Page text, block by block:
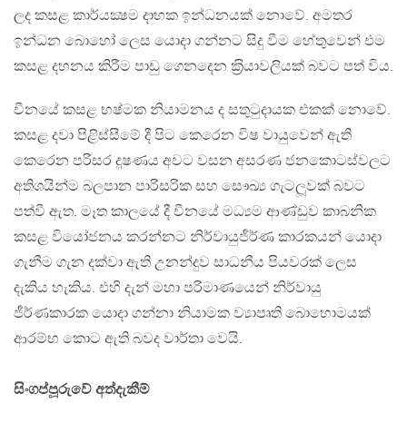
ලද කසළ කාර්යක්‍ෂම දාහක ඉන්ධනයක් නොවේ. අමතර
ඉන්ධන බොහෝ ලෙස යොදා ගන්නට සිදු වීම හේතුවෙන් එම
කසළ දහනය කිරීම පාඩු ගෙනදෙන ක‍්‍රියාවලියක් බවට පත් විය.
චීනයේ කසළ භෂ්මක නියාමනය ද සතුටුදායක එකක් නොවේ.
කසළ දවා පිළිස්සීමේ දී පිට කෙරෙන විෂ වායුවෙන් ඇති
කෙරෙන පරිසර දූෂණය අවට වසන අසරණ ජනකොටස්වලට
අතිශයින්ම බලපාන පාරිසරික සහ සෞඛ්‍ය ගැටලූවක් බවට
පත්වී ඇත. මෑත කාලයේ දී චීනයේ මධ්‍යම ආණ්ඩුව කාබනික
කසළ වියෝජනය කරන්නට නිර්වායුජීර්ණ කාරකයන් යොදා
ගැනීම ගැන දක්වා ඇති උනන්දුව සාධනීය පියවරක් ලෙස
දැකිය හැකිය. එහි දැන් මහා පරිමාණයෙන් නිර්වායු
ජීර්ණකාරක යොදා ගන්නා නියාමක ව්‍යාපෘති බොහොමයක්
ආරම්භ කොට ඇති බවද වාර්තා වෙයි.
සිංගප්පූරුවේ අත්දැකීම්